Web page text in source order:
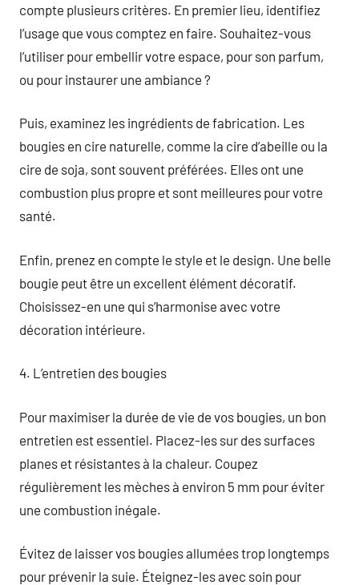
compte plusieurs critères. En premier lieu, identifiez
l’usage que vous comptez en faire. Souhaitez-vous
l’utiliser pour embellir votre espace, pour son parfum,
ou pour instaurer une ambiance ?
Puis, examinez les ingrédients de fabrication. Les
bougies en cire naturelle, comme la cire d’abeille ou la
cire de soja, sont souvent préférées. Elles ont une
combustion plus propre et sont meilleures pour votre
santé.
Enfin, prenez en compte le style et le design. Une belle
bougie peut être un excellent élément décoratif.
Choisissez-en une qui s’harmonise avec votre
décoration intérieure.
4. L’entretien des bougies
Pour maximiser la durée de vie de vos bougies, un bon
entretien est essentiel. Placez-les sur des surfaces
planes et résistantes à la chaleur. Coupez
régulièrement les mèches à environ 5 mm pour éviter
une combustion inégale.
Évitez de laisser vos bougies allumées trop longtemps
pour prévenir la suie. Éteignez-les avec soin pour